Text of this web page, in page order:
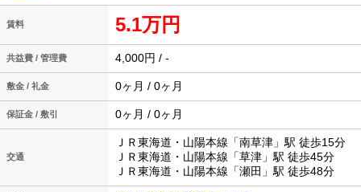
賃料 5.1万円
共益費 / 管理費 4,000円 / -
敷金 / 礼金 0ヶ月 / 0ヶ月
保証金 / 敷引 0ヶ月 / 0ヶ月
交通
ＪＲ東海道・山陽本線「南草津」駅 徒歩15分
ＪＲ東海道・山陽本線「草津」駅 徒歩45分
ＪＲ東海道・山陽本線「瀬田」駅 徒歩48分